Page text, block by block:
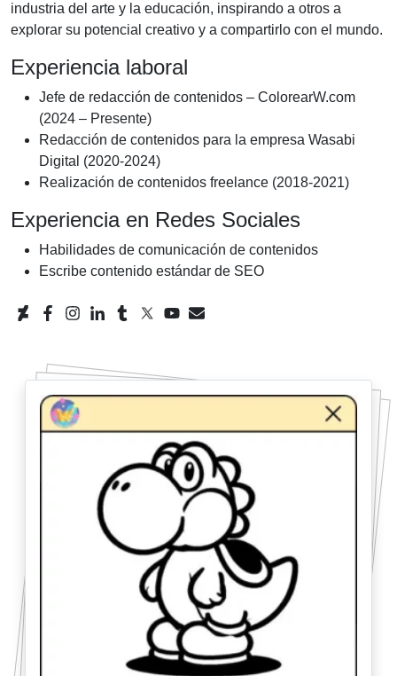
industria del arte y la educación, inspirando a otros a
explorar su potencial creativo y a compartirlo con el mundo.
Experiencia laboral
Jefe de redacción de contenidos – ColorearW.com
(2024 – Presente)
Redacción de contenidos para la empresa Wasabi
Digital (2020-2024)
Realización de contenidos freelance (2018-2021)
Experiencia en Redes Sociales
Habilidades de comunicación de contenidos
Escribe contenido estándar de SEO